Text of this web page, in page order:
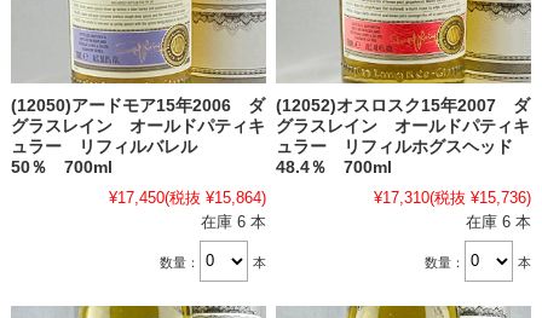
(12050)アードモア15年2006 ダ
グラスレイン オールドパティキ
ュラー リフィルバレル
50％ 700ml
¥17,450(税抜 ¥15,864)
在庫 6 本
数量： 本
(12052)オスロスク15年2007 ダ
グラスレイン オールドパティキ
ュラー リフィルホグスヘッド
48.4％ 700ml
¥17,310(税抜 ¥15,736)
在庫 6 本
数量： 本